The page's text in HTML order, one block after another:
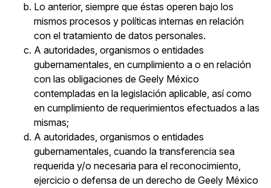
Lo anterior, siempre que éstas operen bajo los
mismos procesos y políticas internas en relación
con el tratamiento de datos personales.
A autoridades, organismos o entidades
gubernamentales, en cumplimiento a o en relación
con las obligaciones de Geely México
contempladas en la legislación aplicable, así como
en cumplimiento de requerimientos efectuados a las
mismas;
A autoridades, organismos o entidades
gubernamentales, cuando la transferencia sea
requerida y/o necesaria para el reconocimiento,
ejercicio o defensa de un derecho de Geely México